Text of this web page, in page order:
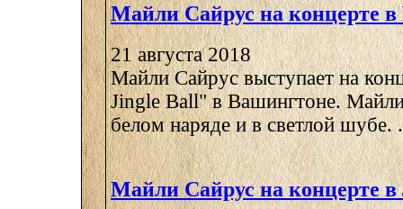
Майли Сайрус на концерте
21 августа 2018
Майли Сайрус выступает на
Jingle Ball" в Вашингтоне. Майли
белом наряде и в светлой шубе.
Майли Сайрус на концерте в